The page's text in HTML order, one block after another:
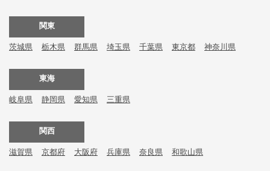
関東
茨城県 栃木県 群馬県 埼玉県 千葉県 東京都 神奈川県
東海
岐阜県 静岡県 愛知県 三重県
関西
滋賀県 京都府 大阪府 兵庫県 奈良県 和歌山県